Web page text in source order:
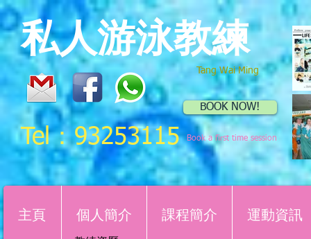
私人游泳教練
Tang Wai Ming
Book a first time session
BOOK NOW!
Tel：93253115
主頁 個人簡介 課程簡介 運動資訊